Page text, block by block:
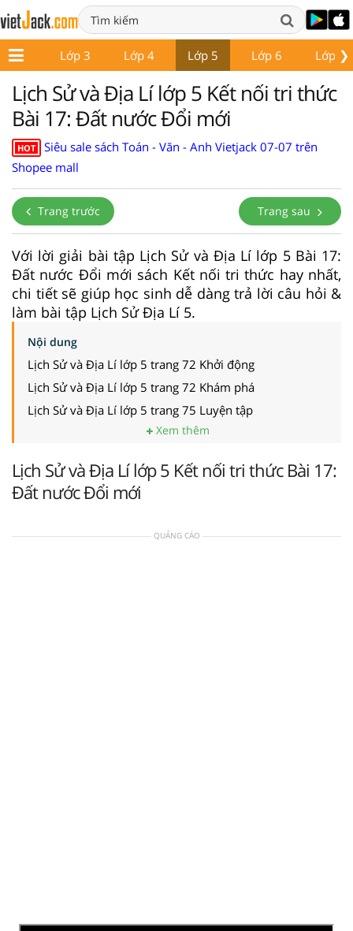
❯
2 Lớp 3 Lớp 4 Lớp 5 Lớp 6 Lớp 7
Lịch Sử và Địa Lí lớp 5 Kết nối tri thức
Bài 17: Đất nước Đổi mới
HOT
Siêu sale sách Toán - Văn - Anh Vietjack 07-07 trên
Shopee mall
Trang trước Trang sau
Với lời giải bài tập Lịch Sử và Địa Lí lớp 5 Bài 17:
Đất nước Đổi mới sách Kết nối tri thức hay nhất,
chi tiết sẽ giúp học sinh dễ dàng trả lời câu hỏi &
làm bài tập Lịch Sử Địa Lí 5.
Nội dung
Lịch Sử và Địa Lí lớp 5 trang 72 Khởi động
Lịch Sử và Địa Lí lớp 5 trang 72 Khám phá
Lịch Sử và Địa Lí lớp 5 trang 75 Luyện tập
Xem thêm
Lịch Sử và Địa Lí lớp 5 Kết nối tri thức Bài 17:
Đất nước Đổi mới
QUẢNG CÁO